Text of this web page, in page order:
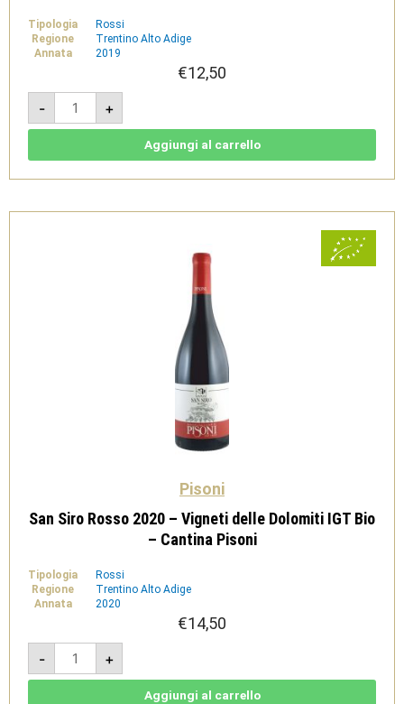
Tipologia
Rossi
Regione
Trentino Alto Adige
Annata
2019
€12,50
-
Teroldego
2019
-
Vigneti
Bio
Pisoni
+
Aggiungi al carrello
Pisoni
San Siro Rosso 2020 – Vigneti delle Dolomiti IGT Bio
– Cantina Pisoni
Tipologia
Rossi
Regione
Trentino Alto Adige
Annata
2020
€14,50
-
San
Siro
Rosso
2020
+
Aggiungi al carrello